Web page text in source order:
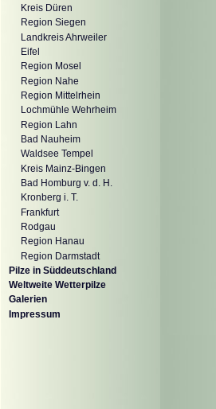
Kreis Düren
Region Siegen
Landkreis Ahrweiler
Eifel
Region Mosel
Region Nahe
Region Mittelrhein
Lochmühle Wehrheim
Region Lahn
Bad Nauheim
Waldsee Tempel
Kreis Mainz-Bingen
Bad Homburg v. d. H.
Kronberg i. T.
Frankfurt
Rodgau
Region Hanau
Region Darmstadt
Pilze in Süddeutschland
Weltweite Wetterpilze
Galerien
Impressum